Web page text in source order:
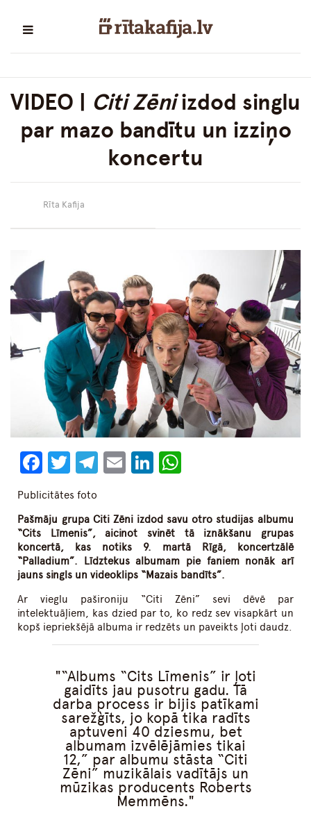
VIDEO | Citi Zēniizdod singlu
par mazo bandītu un izziņo
koncertu
Rīta Kafija
Facebook
Twitter
Telegram
EmailLinkedIn
Publicitātes foto
Pašmāju grupa Citi Zēni izdod savu otro studijas albumu
“Cits Līmenis”, aicinot svinēt tā iznākšanu grupas
koncertā, kas notiks 9. martā Rīgā, koncertzālē
“Palladium”. Līdztekus albumam pie faniem nonāk arī
jauns singls un videoklips “Mazais bandīts”.
Ar vieglu pašironiju “Citi Zēni” sevi dēvē par
intelektuāļiem, kas dzied par to, ko redz sev visapkārt un
kopš iepriekšējā albuma ir redzēts un paveikts ļoti daudz.
“Albums “Cits Līmenis” ir ļoti
gaidīts jau pusotru gadu. Tā
darba process ir bijis patīkami
sarežģīts, jo kopā tika radīts
aptuveni 40 dziesmu, bet
albumam izvēlējāmies tikai
12,” par albumu stāsta “Citi
Zēni” muzikālais vadītājs un
mūzikas producents Roberts
Memmēns.